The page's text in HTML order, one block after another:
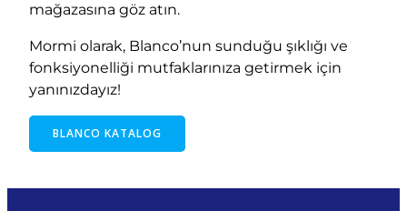
mağazasına göz atın.
Mormi olarak, Blanco’nun sunduğu şıklığı ve
fonksiyonelliği mutfaklarınıza getirmek için
yanınızdayız!
BLANCO KATALOG